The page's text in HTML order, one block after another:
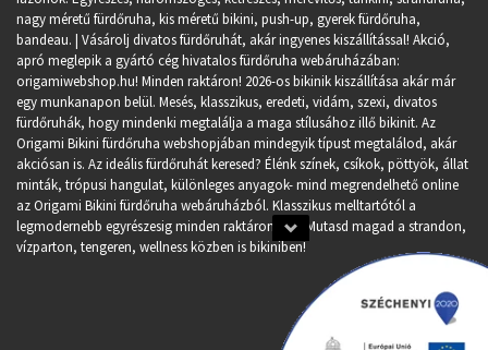
nagy méretű fürdőruha, kis méretű bikini, push-up, gyerek fürdőruha,
bandeau. | Vásárolj divatos fürdőruhát, akár ingyenes kiszállítással! Akció,
apró meglepik a gyártó cég hivatalos fürdőruha webáruházában:
origamiwebshop.hu! Minden raktáron! 2026-os bikinik kiszállítása akár már
egy munkanapon belül. Mesés, klasszikus, eredeti, vidám, szexi, divatos
fürdőruhák, hogy mindenki megtalálja a maga stílusához illő bikinit. Az
Origami Bikini fürdőruha webshopjában mindegyik típust megtalálod, akár
akciósan is. Az ideális fürdőruhát keresed? Élénk színek, csíkok, pöttyök, állat
minták, trópusi hangulat, különleges anyagok- mind megrendelhető online
az Origami Bikini fürdőruha webáruházból. Klasszikus melltartótól a
legmodernebb egyrészesig minden raktáron van. Mutasd magad a strandon,
vízparton, tengeren, wellness közben is bikiniben!